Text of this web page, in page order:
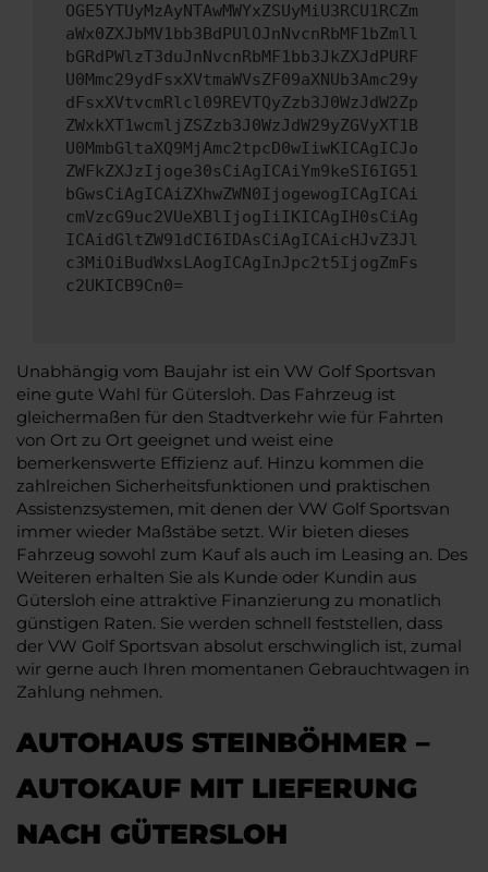
OGE5YTUyMzAyNTAwMWYxZSUyMiU3RCU1RCZm
aWx0ZXJbMV1bb3BdPUlOJnNvcnRbMF1bZmll
bGRdPWlzT3duJnNvcnRbMF1bb3JkZXJdPURF
U0Mmc29ydFsxXVtmaWVsZF09aXNUb3Amc29y
dFsxXVtvcmRlcl09REVTQyZzb3J0WzJdW2Zp
ZWxkXT1wcmljZSZzb3J0WzJdW29yZGVyXT1B
U0MmbGltaXQ9MjAmc2tpcD0wIiwKICAgICJo
ZWFkZXJzIjoge30sCiAgICAiYm9keSI6IG51
bGwsCiAgICAiZXhwZWN0IjogewogICAgICAi
cmVzcG9uc2VUeXBlIjogIiIKICAgIH0sCiAg
ICAidGltZW91dCI6IDAsCiAgICAicHJvZ3Jl
c3MiOiBudWxsLAogICAgInJpc2t5IjogZmFs
c2UKICB9Cn0=
Unabhängig vom Baujahr ist ein VW Golf Sportsvan
eine gute Wahl für Gütersloh. Das Fahrzeug ist
gleichermaßen für den Stadtverkehr wie für Fahrten
von Ort zu Ort geeignet und weist eine
bemerkenswerte Effizienz auf. Hinzu kommen die
zahlreichen Sicherheitsfunktionen und praktischen
Assistenzsystemen, mit denen der VW Golf Sportsvan
immer wieder Maßstäbe setzt. Wir bieten dieses
Fahrzeug sowohl zum Kauf als auch im Leasing an. Des
Weiteren erhalten Sie als Kunde oder Kundin aus
Gütersloh eine attraktive Finanzierung zu monatlich
günstigen Raten. Sie werden schnell feststellen, dass
der VW Golf Sportsvan absolut erschwinglich ist, zumal
wir gerne auch Ihren momentanen Gebrauchtwagen in
Zahlung nehmen.
AUTOHAUS STEINBÖHMER –
AUTOKAUF MIT LIEFERUNG
NACH GÜTERSLOH